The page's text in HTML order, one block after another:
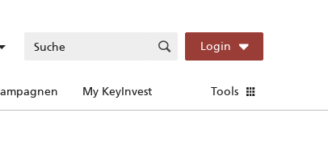
Login
My KeyInvest Tools